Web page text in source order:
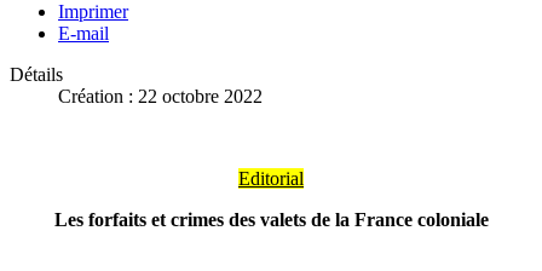
Imprimer
E-mail
Détails
Création : 22 octobre 2022
Editorial
Les forfaits et crimes des valets de la France coloniale